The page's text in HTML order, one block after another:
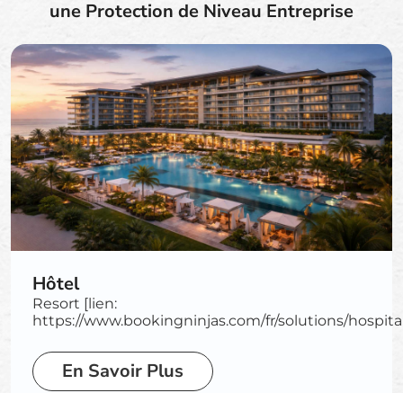
une Protection de Niveau Entreprise
Hôtel
Resort [lien:
https://www.bookingninjas.com/fr/solutions/
En Savoir Plus